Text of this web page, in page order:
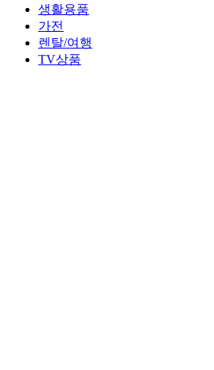
생활용품
가전
렌탈/여행
TV상품